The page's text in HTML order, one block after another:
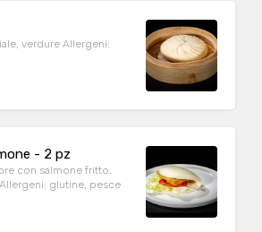
Allergeni:
- 2 pz
con salmone fritto,
insalata, salsa rosa Allergeni: glutine, pesce